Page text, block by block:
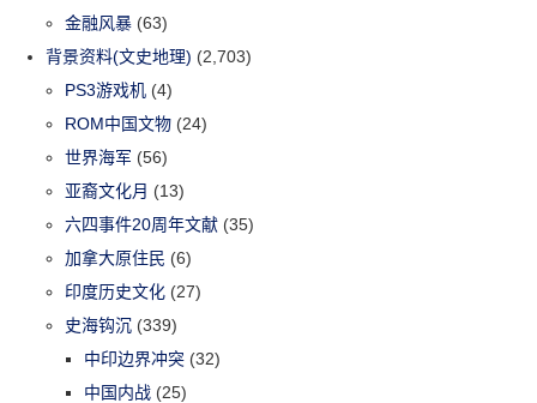
金融风暴 (63)
背景资料(文史地理) (2,703)
PS3游戏机 (4)
ROM中国文物 (24)
世界海军 (56)
亚裔文化月 (13)
六四事件20周年文献 (35)
加拿大原住民 (6)
印度历史文化 (27)
史海钩沉 (339)
中印边界冲突 (32)
中国内战 (25)